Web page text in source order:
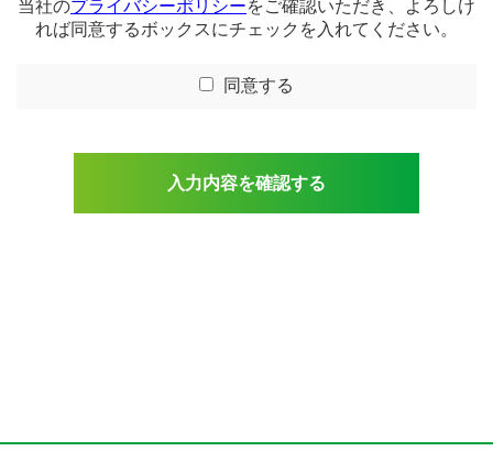
当社のプライバシーポリシーをご確認いただき、よろしけ
れば同意するボックスにチェックを入れてください。
同意する